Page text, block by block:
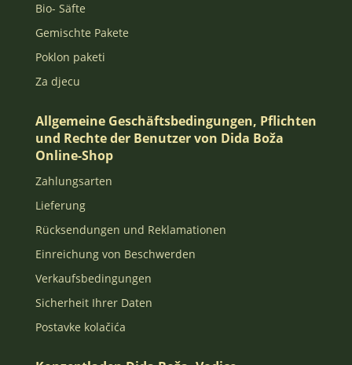
Bio- Säfte
Gemischte Pakete
Poklon paketi
Za djecu
Allgemeine Geschäftsbedingungen, Pflichten
und Rechte der Benutzer von Dida Boža
Online-Shop
Zahlungsarten
Lieferung
Rücksendungen und Reklamationen
Einreichung von Beschwerden
Verkaufsbedingungen
Sicherheit Ihrer Daten
Postavke kolačića